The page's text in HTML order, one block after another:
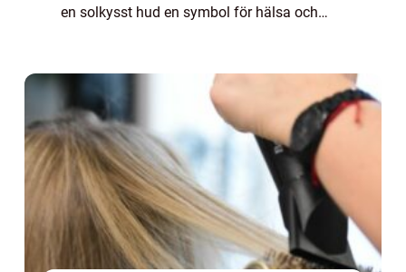
en solkysst hud en symbol för hälsa och